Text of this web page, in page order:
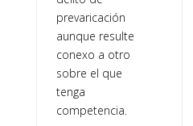
prevaricación
aunque resulte
conexo a otro
sobre el que
tenga
competencia.